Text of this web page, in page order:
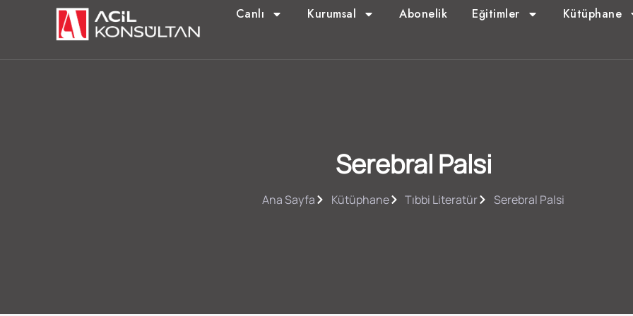
Canlı Kurumsal Abonelik Eğitimler Kütüphane
Serebral Palsi
Ana Sayfa Kütüphane Tıbbi Literatür Serebral Palsi